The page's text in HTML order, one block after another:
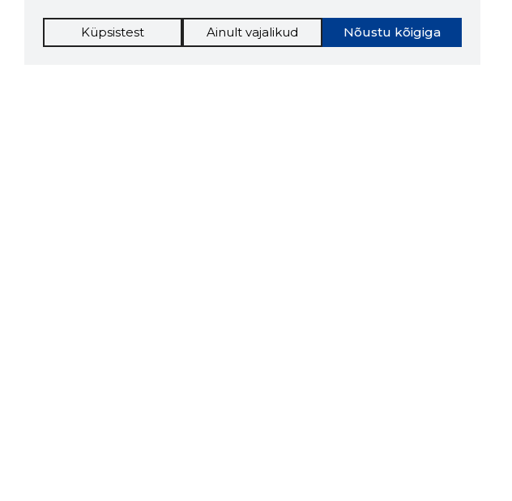
Nõustu kõigiga
Küpsistest Ainult vajalikud